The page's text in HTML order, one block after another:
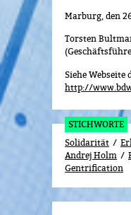
Marburg, den
Torsten
Siehe Webseite
http://
STICHWORTE
Solidarität
Andrej Holm
Gentrification